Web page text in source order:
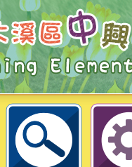
園市大溪區